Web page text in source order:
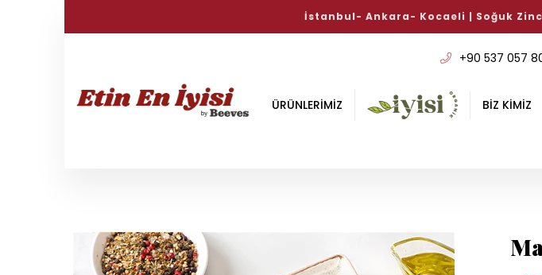
Haftanın İyisi Avantajlı Köfte Paketi
+90 537 057
ÜRÜNLERİMİZ BİZ KİMİZ